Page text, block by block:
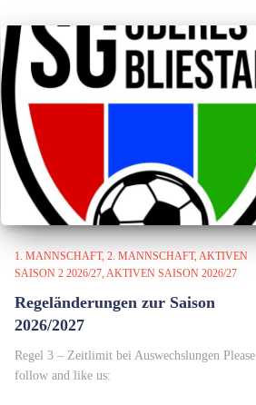
1. MANNSCHAFT 2. MANNSCHAFT AKTIVEN
SAISON 2 2026/27 AKTIVEN SAISON 2026/27
Regeländerungen zur Saison
2026/2027
Regel 3 – Zeitlimit bei Auswechslungen Please
follow and like us: